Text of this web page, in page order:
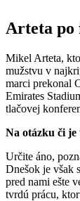
Arteta po
Mikel Arteta,
mužstvu v
marci prekonal
Emirates
tlačovej
Na otázku či
Určite áno,
Dnešok je však
pred nami ešte
tvrdú prácu,